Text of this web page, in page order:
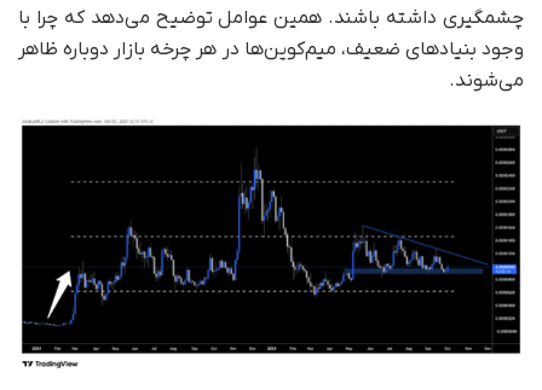
چشمگیری داشته باشند. همین عوامل توضیح می‌دهد که چرا با
وجود بنیادهای ضعیف، میم‌کوین‌ها در هر چرخه بازار دوباره ظاهر
می‌شوند.